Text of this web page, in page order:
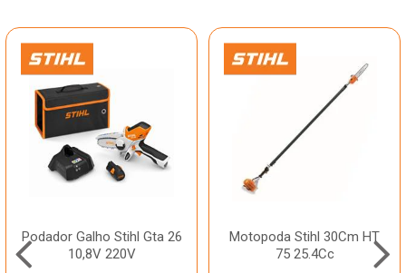
Podador Galho Stihl Gta 26
10,8V 220V
Motopoda Stihl 30Cm HT
75 25.4Cc